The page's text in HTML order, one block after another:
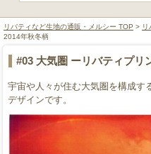
リバティなど生地の通販・メルシー TOP >
2014年秋冬柄
#03 大気圏 ーリバティプリ
宇宙や人々が住む大気圏を構成す
デザインです。